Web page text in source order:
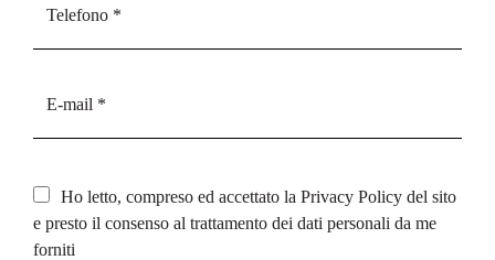
Ho letto, compreso ed accettato la Privacy Policy del sito
e presto il consenso al trattamento dei dati personali da me
forniti